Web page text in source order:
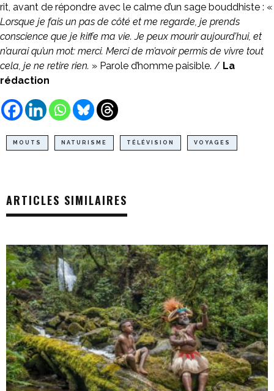
rit, avant de répondre avec le calme d’un sage bouddhiste : «
Lorsque je fais un pas de côté et me regarde, je prends
conscience que je kiffe ma vie. Je peux mourir aujourd’hui, et
n’aurai qu’un mot: merci. Merci de m’avoir permis de vivre tout
cela, je ne retire rien. » Parole d’homme paisible. / La
rédaction
MOUTS NATURISME TÉLÉVISION VOYAGES
ARTICLES SIMILAIRES